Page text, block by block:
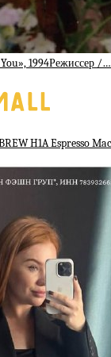
1994Режиссер /…
H1A Espresso